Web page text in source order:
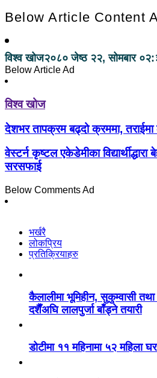
Below Article Content
विश्व खोज२०८० जेष्ठ २२, सोमबार
Below Article Ad
विश्व खोज
देशभर तापक्रम बढ्दो क्रममा,
वेस्टर्न कृष्टल एकेडेमीका विद्यार्थीद्धारा
सरसफाई
Below Comments Ad
भर्खरै
लोकप्रिय
प्रतिक्रियाहरु
कैलालीमा भूमिहीन, सुकुम्वासी
दशैँअघि लालपुर्जा बाँड्ने तयारी
डोटीमा ११ महिनामा ५२ महिला